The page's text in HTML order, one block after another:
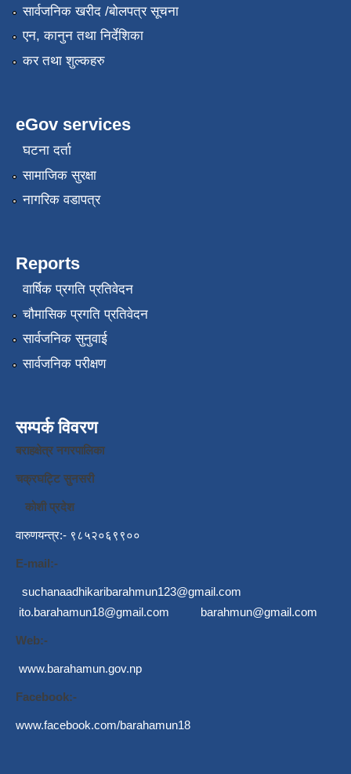
सार्वजनिक खरीद /बोलपत्र सूचना
एन, कानुन तथा निर्देशिका
कर तथा शुल्कहरु
eGov services
घटना दर्ता
सामाजिक सुरक्षा
नागरिक वडापत्र
Reports
वार्षिक प्रगति प्रतिवेदन
चौमासिक प्रगति प्रतिवेदन
सार्वजनिक सुनुवाई
सार्वजनिक परीक्षण
सम्पर्क विवरण
बराहक्षेत्र नगरपालिका
चक्रघट्टि सुनसरी
कोशी प्रदेश
वारुणयन्त्र:- ९८५२०६९९००
E-mail:-
suchanaadhikaribarahmun123@gmail.com
ito.barahamun18@gmail.com
barahmun@gmail.com
Web:-
www.barahamun.gov.np
Facebook:-
www.facebook.com/barahamun18